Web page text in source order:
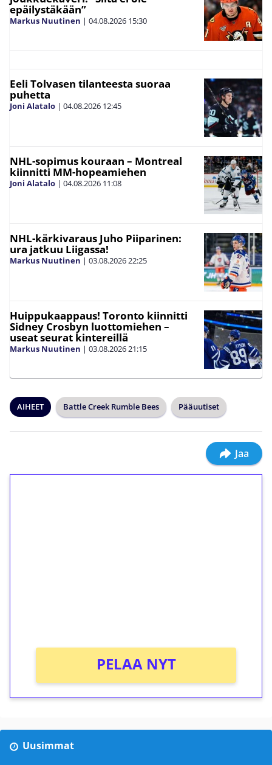
epäilystäkään”
Markus Nuutinen | 04.08.2026 15:30
Eeli Tolvasen tilanteesta suoraa
puhetta
Joni Alatalo | 04.08.2026 12:45
NHL-sopimus kouraan – Montreal
kiinnitti MM-hopeamiehen
Joni Alatalo | 04.08.2026 11:08
NHL-kärkivaraus Juho Piiparinen:
ura jatkuu Liigassa!
Markus Nuutinen | 03.08.202622:25
Huippukaappaus! Toronto kiinnitti
Sidney Crosbyn luottomiehen –
useat seurat kintereillä
Markus Nuutinen | 03.08.202621:15
AIHEET Battle Creek Rumble Bees Pääuutiset
Jaa
PELAA NYT
Uusimmat